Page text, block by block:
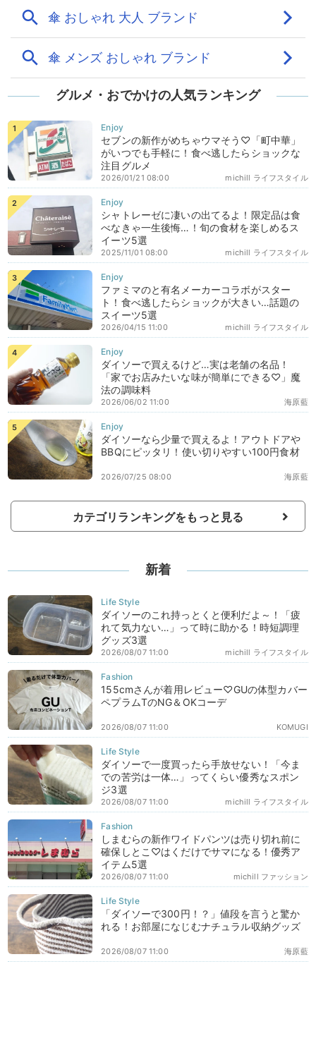
グルメ・おでかけの人気ランキング
セブンの新作がめちゃウマそう♡「町中華」
がいつでも手軽に！食べ逃したらショックな
注目グルメ
michill ライフスタイル
2026/01/21 08:00
シャトレーゼに凄いの出てるよ！限定品は食
べなきゃ一生後悔…！旬の食材を楽しめるス
イーツ5選
michill ライフスタイル
2025/11/01 08:00
ファミマのと有名メーカーコラボがスター
ト！食べ逃したらショックが大きい…話題の
スイーツ5選
michill ライフスタイル
2026/04/15 11:00
ダイソーで買えるけど…実は老舗の名品！
「家でお店みたいな味が簡単にできる♡」魔
法の調味料
海原藍
2026/06/02 11:00
ダイソーなら少量で買えるよ！アウトドアや
BBQにピッタリ！使い切りやすい100円食材
海原藍
2026/07/25 08:00
カテゴリランキングをもっと見る
新着
ダイソーのこれ持っとくと便利だよ～！「疲
れて気力ない…」って時に助かる！時短調理
グッズ3選
michill ライフスタイル
2026/08/07 11:00
155cmさんが着用レビュー♡GUの体型カバー
ペプラムTのNG＆OKコーデ
KOMUGI
2026/08/07 11:00
ダイソーで一度買ったら手放せない！「今ま
での苦労は一体…」ってくらい優秀なスポン
ジ3選
michill ライフスタイル
2026/08/07 11:00
しまむらの新作ワイドパンツは売り切れ前に
確保しとこ♡はくだけでサマになる！優秀ア
イテム5選
michill ファッション
2026/08/07 11:00
「ダイソーで300円！？」値段を言うと驚か
れる！お部屋になじむナチュラル収納グッズ
海原藍
2026/08/07 11:00